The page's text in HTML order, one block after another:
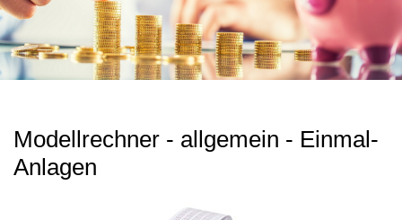
Modellrechner - allgemein - Einmal-
Anlagen